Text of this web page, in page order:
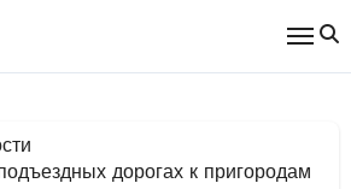
дорогах к пригородам